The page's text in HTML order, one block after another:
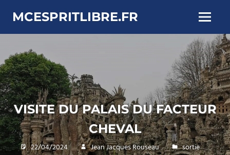
content
MCESPRITLIBRE.FR Menu
VISITE DU PALAIS DU FACTEUR
CHEVAL
22/04/2024 Jean Jacques Rouseau sortie